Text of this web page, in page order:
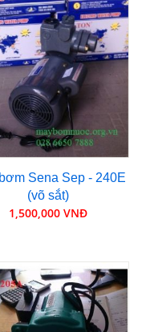
Sena Sep - 240E
(võ sắt)
1,500,000 VNĐ